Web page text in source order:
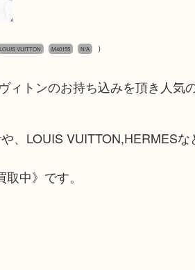
LOUIS VUITTON M40155 N/A
）
ィトンのお持ち込みを頂き人気
、LOUIS VUITTON,HERMES
中》です。